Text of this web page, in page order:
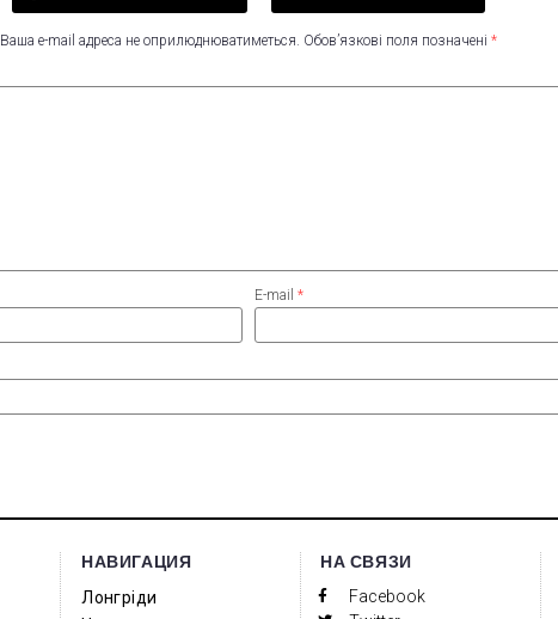
Ваша e-mail адреса не оприлюднюватиметься. Обов’язкові поля позначені *
E-mail *
НАВИГАЦИЯ
Лонгріди
НА СВЯЗИ
Facebook